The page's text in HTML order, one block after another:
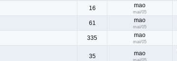
16 mao
mai/05
61 mao
mai/05
335 mao
mai/05
35 mao
mai/05